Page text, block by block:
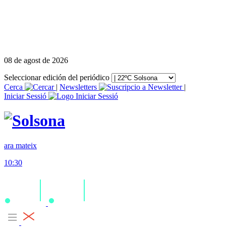
08 de agost de 2026
Seleccionar edición del periódico
Cerca
| Newsletters
|
Iniciar Sessió
ara mateix
10:30